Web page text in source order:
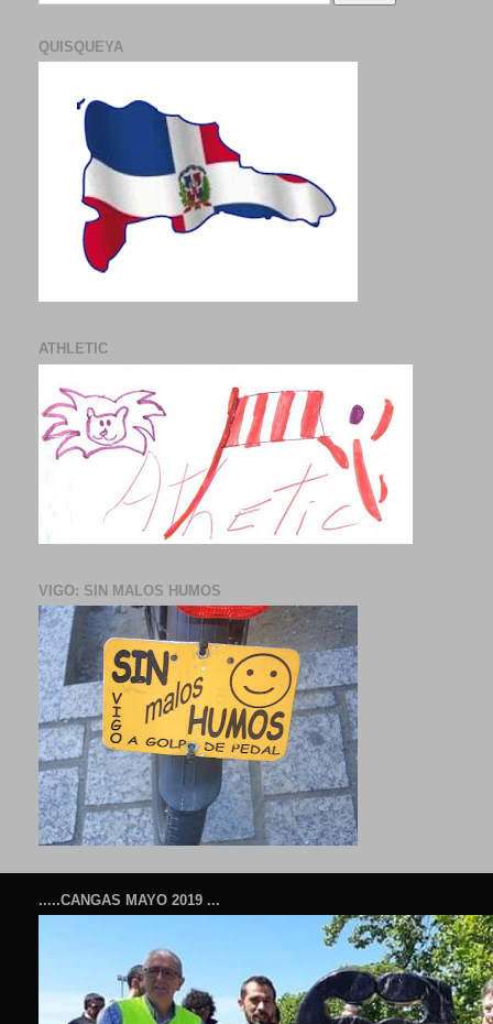
QUISQUEYA
ATHLETIC
VIGO: SIN MALOS HUMOS
.....CANGAS MAYO 2019 ...